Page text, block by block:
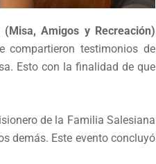
(Misa, Amigos y Recreación)
compartieron testimonios de
Esto con la finalidad de que
de la Familia Salesiana
demás. Este evento concluyó